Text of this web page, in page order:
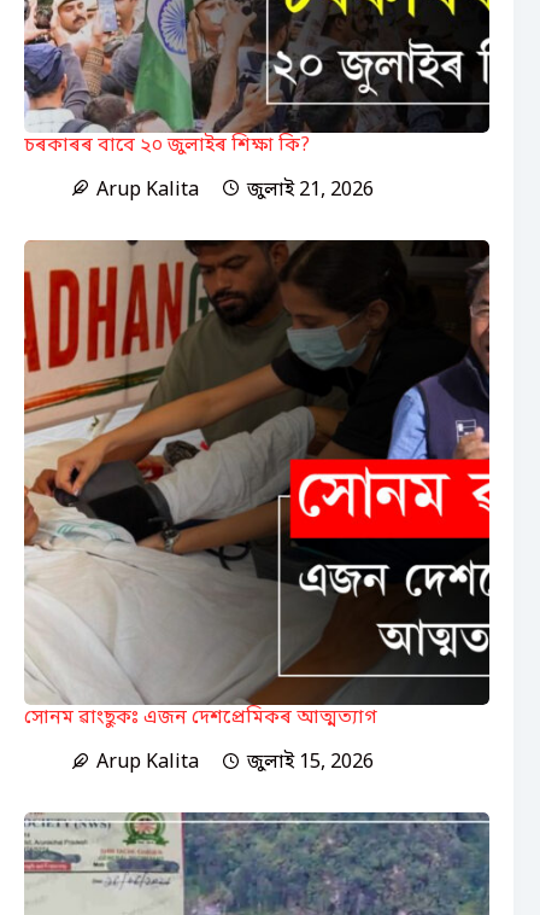
চৰকাৰৰ বাবে ২০ জুলাইৰ শিক্ষা কি?
Arup Kalita
জুলাই 21, 2026
সোনম ৱাংছুকঃ এজন দেশপ্ৰেমিকৰ আত্মত্যাগ
Arup Kalita
জুলাই 15, 2026